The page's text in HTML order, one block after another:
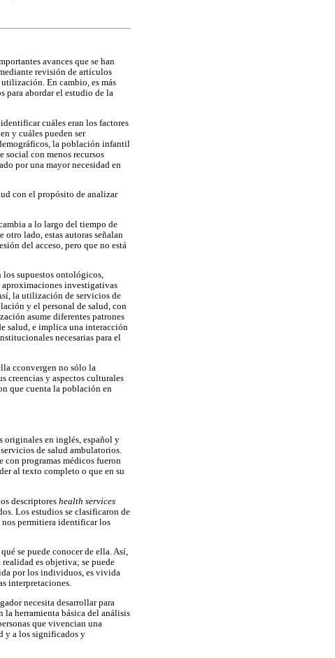
avances que se han
revisión de artículos
En cambio, es más
para abordar el estudio de la
cuáles eran los factores
y cuáles pueden ser
la población infantil
social con menos recursos
por una mayor necesidad en
con el propósito de analizar
a lo largo del tiempo de
lado, estas autoras señalan
del acceso, pero que no está
los supuestos ontológicos,
investigativas
la utilización de servicios de
y el personal de salud, con
asume diferentes patrones
salud, e implica una interacción
necesarias para el
cconvergen no sólo la
creencias y aspectos culturales
que cuenta la población en
originales en inglés, español y
de salud ambulatorios.
programas médicos fueron
al texto completo o que en su
descriptores health services
Los estudios se clasificaron de
nos permitiera identificar los
se puede conocer de ella. Así,
es objetiva; se puede
por los individuos, es vivida
interpretaciones.
necesita desarrollar para
herramienta básica del análisis
que vivencian una
y a los significados y